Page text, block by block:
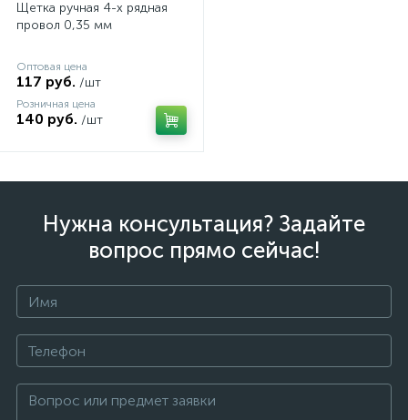
Щетка ручная 4-х рядная
провол 0,35 мм
Оптовая цена
117 руб. /шт
Розничная цена
140 руб. /шт
Нужна консультация? Задайте
вопрос прямо сейчас!